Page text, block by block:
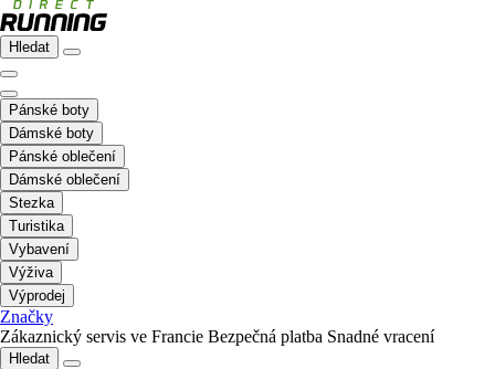
Hledat
Pánské boty
Dámské boty
Pánské oblečení
Dámské oblečení
Stezka
Turistika
Vybavení
Výživa
Výprodej
Značky
Zákaznický servis ve Francie Bezpečná platba Snadné vracení
Hledat